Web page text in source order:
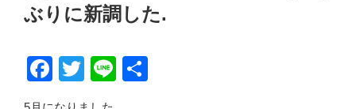
ぶりに新調した.
F
T
Li